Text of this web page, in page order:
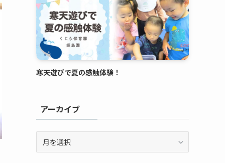
寒天遊びで夏の感触体験！
アーカイブ